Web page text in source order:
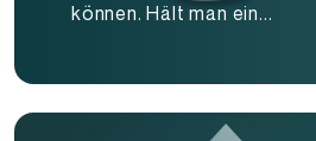
können. Hält man ein...